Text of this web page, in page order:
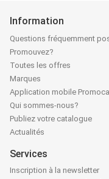
Information
Questions fréquemment
Promouvez?
Toutes les offres
Marques
Application mobile
Qui sommes-nous?
Publiez votre catalogue
Actualités
Services
Inscription à la newsletter